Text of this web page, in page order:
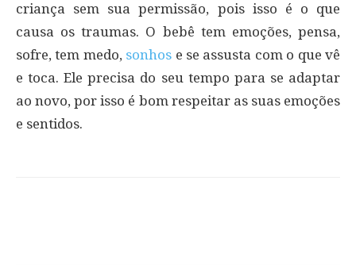
criança sem sua permissão, pois isso é o que
causa os traumas. O bebê tem emoções, pensa,
sofre, tem medo, sonhos e se assusta com o que vê
e toca. Ele precisa do seu tempo para se adaptar
ao novo, por isso é bom respeitar as suas emoções
e sentidos.